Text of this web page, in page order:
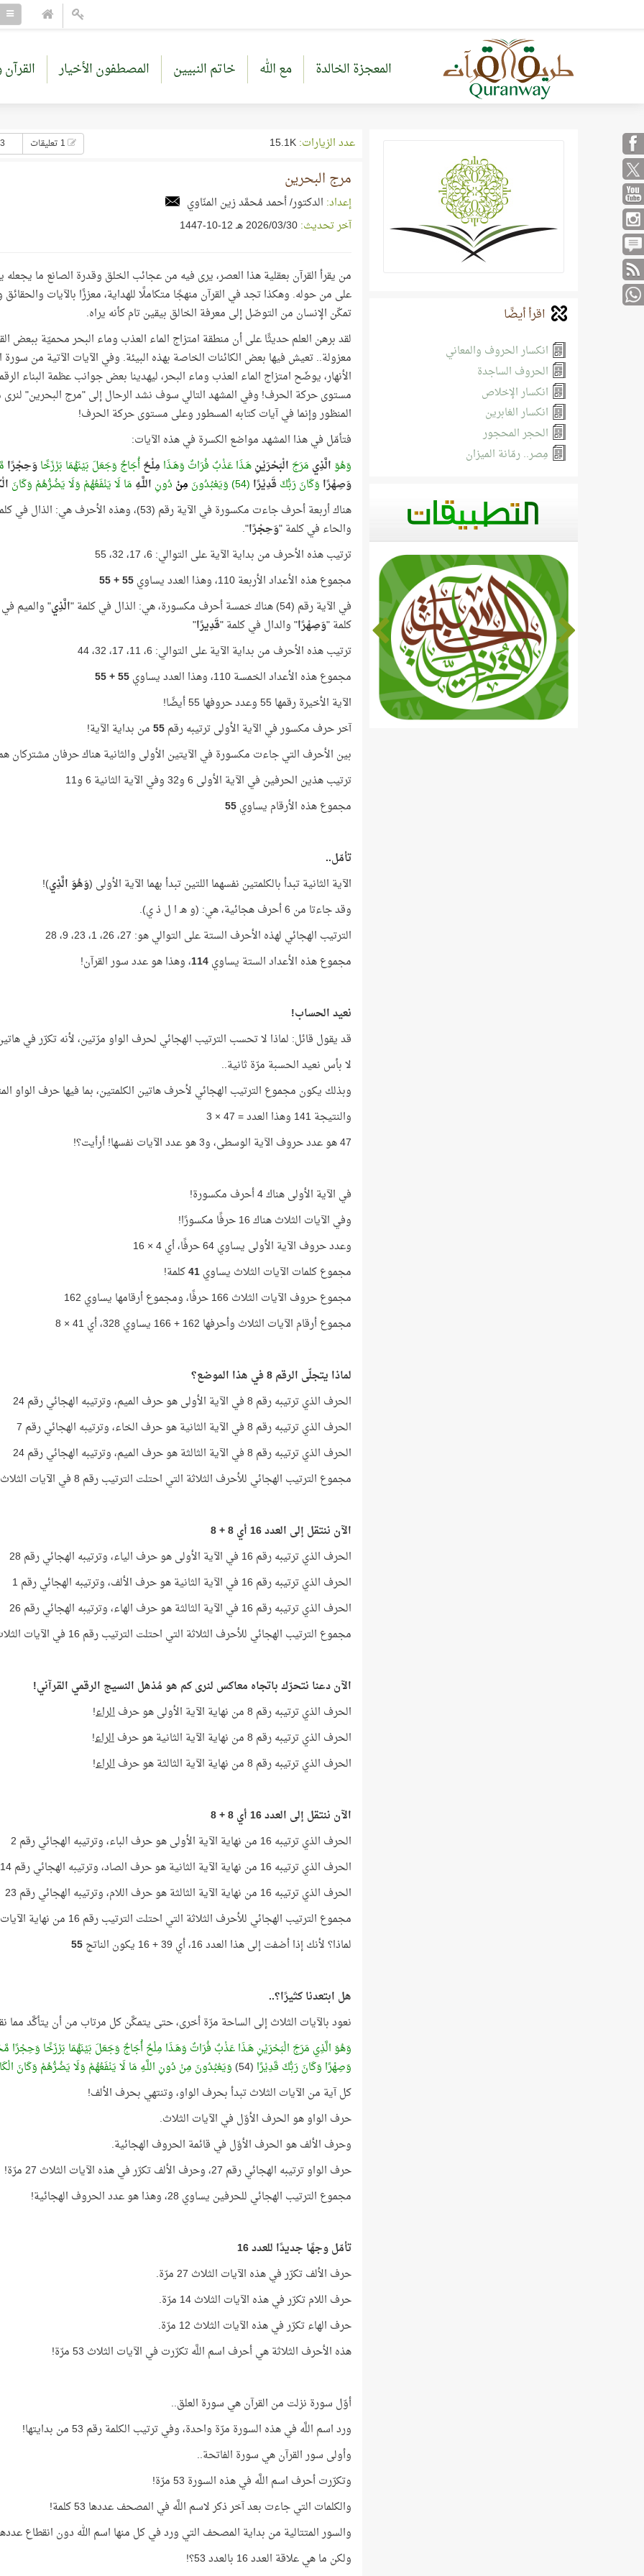
المعجزة الخالدة مع الله خاتم النبيين المصطفون الأخيار
اقرأ أيضًا
انكسار الحروف والمعاني
الحروف الساجدة
انكسار الإخلاص
انكسار الغابرين
الحجر المحجور
مِصر.. رمّانة الميزان
عدد الزيارات: 13
مرج البحرين
إعداد: الدكتور/ أحمد مُحمَّد زين المنّاوي
آخر تحديث:30‏/03‏/2026 هـ 12-10-1447
من يقرأ القرآن بعقلية هذا العصر، يرى فيه من عجائب الخلق وقدرة الصانع ما
على من حوله. وهكذا تجد في القرآن منهجًا متكاملًا للهداية، معززًا بالآيات
تمكّن الإنسان من التوصّل إلى معرفة الخالق بيقين تام كأنه يراه.
لقد برهن العلم حديثًا على أن منطقة امتزاج الماء العذب وماء البحر محميّة ببعض
معزولة.. تعيش فيها بعض الكائنات الخاصة بهذه البيئة. وفي الآيات الآتية من
الأنهار، يوضّح امتزاج الماء العذب وماء البحر، ليهدينا بعض جوانب عظمة البناء
مستوى حركة الحرف! وفي المشهد التالي سوف نشد الرحال إلى "مرج البحرين"
المنظور وإنما في آيات كتابه المسطور وعلى مستوى حركة الحرف!
فتأمّل في هذا المشهد مواضع الكسرة في هذه الآيات:
وَهُوَالَّذِي مَرَجَ الْبَحْرَيْنِهَـذَا عَذْبٌ فُرَاتٌ وَهَـذَا مِلْحٌأُجَاجٌ وَجَعَلَ بَيْنَهُمَا بَرْزَخًاوَحِجْرًا
وَصِهْرًا وَكَانَ رَبُّكَقَدِيْرًا (54) وَيَعْبُدُونَ مِنْ دُونِ اللَّـهِ مَا لَا يَنْفَعُهُمْ وَلَا يَضُرُّهُمْ وَكَانَ
هناك أربعة أحرف جاءت مكسورة في الآية رقم (53)، وهذه الأحرف هي: الذال في كلمة "
والحاء في كلمة "وَحِجْرًا".
ترتيب هذه الأحرف من بداية الآية على التوالي: 6، 17، 32، 55
مجموع هذه الأعداد الأربعة 110، وهذا العدد يساوي
55 + 55
في الآية رقم (54) هناك خمسة أحرف مكسورة، هي: الذال في كلمة "
الَّذِي" والميم
كلمة "وَصِهْرًا" والدال في كلمة "قَدِيرًا"
ترتيب هذه الأحرف من بداية الآية على التوالي: 6، 11، 17، 32، 44
مجموع هذه الأعداد الخمسة 110، وهذا العدد يساوي
55 + 55
الآية الأخيرة رقمها 55 وعدد حروفها 55 أيضًا!
آخر حرف مكسور في الآية الأولى ترتيبه رقم55من بداية الآية!
بين الأحرف التي جاءت مكسورة في الآيتين الأولى والثانية هناك حرفان مشتركان
ترتيب هذين الحرفين في الآية الأولى 6 و32 وفي الآية الثانية 6 و11
مجموع هذه الأرقام يساوي55
تأمّل..
الآية الثانية تبدأ بالكلمتين نفسهما اللتين تبدأ بهما الآية الأولى (وَهُوَ الَّذِي)!
وقد جاءتا من 6 أحرف هجائية، هي: (و هـ ا ل ذ ي).
الترتيب الهجائي لهذه الأحرف الستة على التوالي هو: 27، 26، 1، 23، 9، 28
مجموع هذه الأعداد الستة يساوي114، وهذا هو عدد سور القرآن!
نعيد الحساب!
قد يقول قائل: لماذا لا تحسب الترتيب الهجائي لحرف الواو مرّتين، لأنه تكرّر في
لا بأس نعيد الحسبة مرّة ثانية..
وبذلك يكون مجموع الترتيب الهجائي لأحرف هاتين الكلمتين، بما فيها حرف الواو المتكرّر،
والنتيجة 141 وهذا العدد = 47 × 3
47 هو عدد حروف الآية الوسطى، و3 هو عدد الآيات نفسها! أرأيت؟!
في الآية الأولى هناك 4 أحرف مكسورة!
وفي الآيات الثلاث هناك 16 حرفًا مكسورًا!
وعدد حروف الآية الأولى يساوي 64 حرفًا، أي 4 × 16
مجموع كلمات الآيات الثلاث يساوي41كلمة!
مجموع حروف الآيات الثلاث 166 حرفًا، ومجموع أرقامها يساوي 162
مجموع أرقام الآيات الثلاث وأحرفها 162 + 166 يساوي 328، أي 41 × 8
لماذا يتجلّى الرقم 8 في هذا الموضع؟
الحرف الذي ترتيبه رقم 8 في الآية الأولى هو حرف الميم، وترتيبه الهجائي رقم 24
الحرف الذي ترتيبه رقم 8 في الآية الثانية هو حرف الخاء، وترتيبه الهجائي رقم 7
الحرف الذي ترتيبه رقم 8 في الآية الثالثة هو حرف الميم، وترتيبه الهجائي رقم 24
مجموع الترتيب الهجائي للأحرف الثلاثة التي احتلت الترتيب رقم 8 في الآيات الثلاث يساوي
الآن ننتقل إلى العدد 16 أي 8 + 8
الحرف الذي ترتيبه رقم 16 في الآية الأولى هو حرف الياء، وترتيبه الهجائي رقم 28
الحرف الذي ترتيبه رقم 16 في الآية الثانية هو حرف الألف، وترتيبه الهجائي رقم 1
الحرف الذي ترتيبه رقم 16 في الآية الثالثة هو حرف الهاء، وترتيبه الهجائي رقم 26
مجموع الترتيب الهجائي للأحرف الثلاثة التي احتلت الترتيب رقم 16 في الآيات الثلاث يساوي
الآن دعنا نتحرّك باتجاه معاكس لنرى كم هو مُذهل النسيج الرقمي القرآني!
الحرف الذي ترتيبه رقم 8 من نهاية الآية الأولى هو حرف
الراء!
الحرف الذي ترتيبه رقم 8 من نهاية الآية الثانية هو حرف
الراء!
الحرف الذي ترتيبه رقم 8 من نهاية الآية الثالثة هو حرف
الراء!
الآن ننتقل إلى العدد 16 أي 8 + 8
الحرف الذي ترتيبه 16 من نهاية الآية الأولى هو حرف الباء، وترتيبه الهجائي رقم 2
الحرف الذي ترتيبه 16 من نهاية الآية الثانية هو حرف الصاد، وترتيبه الهجائي رقم 14
الحرف الذي ترتيبه 16 من نهاية الآية الثالثة هو حرف اللام، وترتيبه الهجائي رقم 23
مجموع الترتيب الهجائي للأحرف الثلاثة التي احتلت الترتيب رقم 16 من نهاية الآيات يساوي
لماذا؟ لأنك إذا أضفت إلى هذا العدد 16، أي 39 + 16 يكون الناتج
55
هل ابتعدنا كثيرًا؟..
نعود بالآيات الثلاث إلى الساحة مرّة أخرى، حتى يتمكَّن كل مرتاب من أن يتأكَّد مما
وَهُوَ الَّذِي مَرَجَ الْبَحْرَيْنِ هَـذَا عَذْبٌ فُرَاتٌ وَهَـذَا مِلْحٌ أُجَاجٌ وَجَعَلَ بَيْنَهُمَا بَرْزَخًا وَحِجْرًا
وَصِهْرًا وَكَانَ رَبُّكَ قَدِيْرًا (54)
وَيَعْبُدُونَ مِنْ دُونِ اللَّـهِ مَا لَا يَنْفَعُهُمْ وَلَا يَضُرُّهُمْ وَكَانَ
كل آية من الآيات الثلاث تبدأ بحرف الواو، وتنتهي بحرف الألف!
حرف الواو هو الحرف الأوّل في الآيات الثلاث.
وحرف الألف هو الحرف الأوّل في قائمة الحروف الهجائية.
حرف الواو ترتيبه الهجائي رقم 27، وحرف الألف تكرّر في هذه الآيات الثلاث 27 مرّة!
مجموع الترتيب الهجائي للحرفين يساوي 28، وهذا هو عدد الحروف الهجائية!
تأمّل وجهًا جديدًا للعدد 16
حرف الألف تكرّر في هذه الآيات الثلاث 27 مرّة.
حرف اللام تكرّر في هذه الآيات الثلاث 14 مرّة.
حرف الهاء تكرّر في هذه الآيات الثلاث 12 مرّة.
هذه الأحرف الثلاثة هي أحرف اسم اللَّه تكرّرت في الآيات الثلاث 53 مرّة!
أوّل سورة نزلت من القرآن هي سورة العلق..
ورد اسم اللَّه في هذه السورة مرّة واحدة، وفي ترتيب الكلمة رقم 53 من بدايتها!
وأولى سور القرآن هي سورة الفاتحة..
وتكرّرت أحرف اسم اللَّه في هذه السورة 53 مرّة!
والكلمات التي جاءت بعد آخر ذكر لاسم اللَّه في المصحف عددها 53 كلمة!
والسور المتتالية من بداية المصحف التي ورد في كل منها اسم الله دون انقطاع عددها 53
ولكن ما هي علاقة العدد 16 بالعدد 53؟!